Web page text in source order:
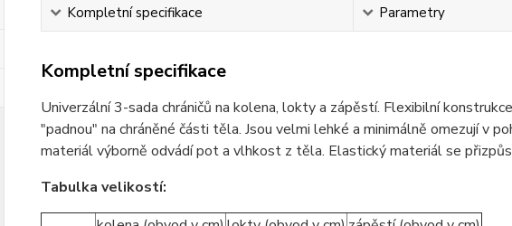
Kompletní specifikace Parametry
Kompletní specifikace
Univerzální 3-sada chráničů na kolena, lokty a zápěstí. Flexibilní
"padnou" na chráněné části těla. Jsou velmi lehké a minimálně omezují v
materiál výborně odvádí pot a vlhkost z těla. Elastický materiál se
Tabulka velikostí: